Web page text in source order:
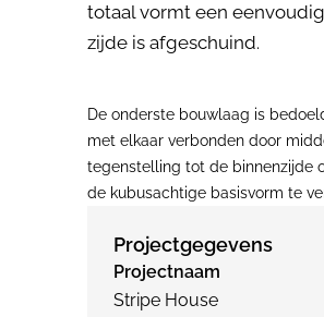
totaal vormt een
zijde is afgeschuind.
De onderste bouwlaag is
met elkaar verbonden door
tegenstelling tot de binnenzijde
de kubusachtige basisvorm te
Projectgegevens
Projectnaam
Stripe House